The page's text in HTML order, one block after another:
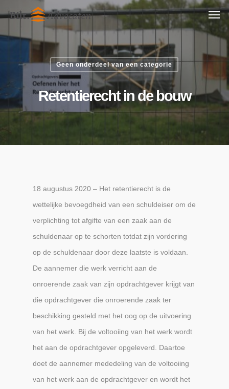
main
Geen onderdeel van een categorie
Retentierecht in de bouw
18 augustus 2020 – Het retentierecht is de
wettelijke bevoegdheid van een schuldeiser om de
verplichting tot afgifte van een zaak aan de
schuldenaar op te schorten totdat zijn vordering
op de schuldenaar door deze laatste is voldaan.
De aannemer die werk verricht aan de
onroerende zaak van zijn opdrachtgever krijgt van
die opdrachtgever die onroerende zaak ter
beschikking gesteld met het oog op de uitvoering
van het werk. Bij de voltooiing van het werk wordt
het aan de opdrachtgever opgeleverd. Daartoe
doet de aannemer mededeling van de voltooiing
van het werk aan de opdrachtgever en wordt het